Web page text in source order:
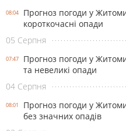
08:04
Прогноз погоди у
короткочасні опади
05 Серпня
07:47
Прогноз погоди у
та невеликі опади
04 Серпня
08:01
Прогноз погоди у
без значних опадів